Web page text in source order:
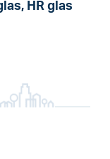
HR glas